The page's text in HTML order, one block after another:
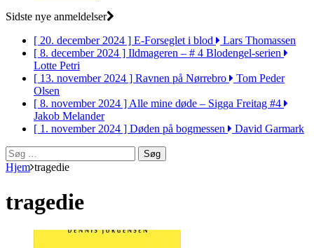
Sidste nye anmeldelser
[ 20. december 2024 ] E-Forseglet i blod
Lars Thomassen
[ 8. december 2024 ] Ildmageren – # 4 Blodengel-serien
Lotte Petri
[ 13. november 2024 ] Ravnen på Nørrebro
Tom Peder
Olsen
[ 8. november 2024 ]Alle mine døde – Sigga Freitag #4
Jakob Melander
[ 1. november 2024 ] Døden på bogmessen
David Garmark
Søg
efter:
Hjem tragedie
tragedie